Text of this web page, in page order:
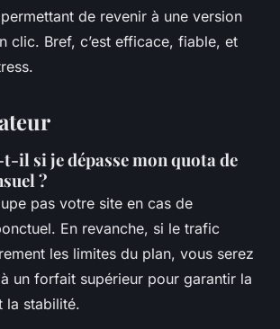
de revenir à une version
clic. Bref, c’est efficace, fiable, et
t-il si je dépasse mon quota de
?
pas votre site en cas de
En revanche, si le trafic
les limites du plan, vous serez
un forfait supérieur pour garantir la
la stabilité.